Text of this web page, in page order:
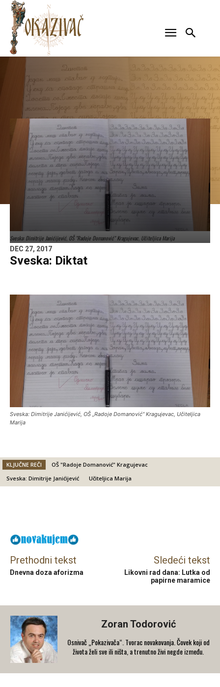
Sveska: Dimitrije Janićijević, OŠ "Radoje Domanović" Kragujevac, Učiteljica Marija
DEC 27, 2017
Sveska: Diktat
Sveska: Dimitrije Janićijević, OŠ „Radoje Domanović“ Kragujevac, Učiteljica
Marija
KLJUČNE REČI
OŠ "Radoje Domanović" Kragujevac
Sveska: Dimitrije Janićijević
Učiteljica Marija
Prethodni tekst
Dnevna doza aforizma
Sledeći tekst
Likovni rad dana: Lutka od
papirne maramice
Zoran Todorović
Osnivač „Pokazivača“. Tvorac novakovanja. Čovek koji od
života želi sve ili ništa, a trenutno živi negde između.